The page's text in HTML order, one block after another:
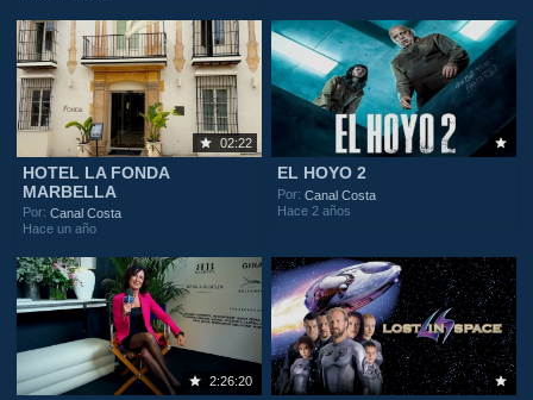
02:22
HOTEL LA FONDA
MARBELLA
Por:Canal Costa
Hace un año
EL HOYO 2
Por:Canal Costa
Hace 2 años
2:26:20